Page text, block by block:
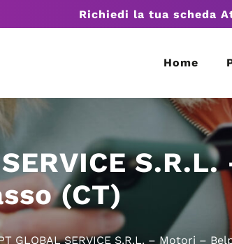
Richiedi la tua scheda
Home
SERVICE
(CT)
GLOBAL SERVICE S.R.L. – Motori –